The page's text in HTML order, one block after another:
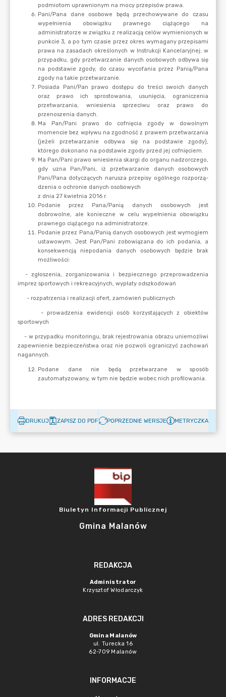
DRUKUJ ZAPISZ DO PDF POPRZEDNIE WERSJE METRYCZKA
Biuletyn Informacji Publicznej
Gmina Malanów
REDAKCJA
Administrator
Krzysztof Włodarczyk
ADRES REDAKCJI
Gmina Malanów
ul. Turecka 16
62-709 Malanów
INFORMACJE